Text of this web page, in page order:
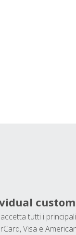
tutti i
Visa e